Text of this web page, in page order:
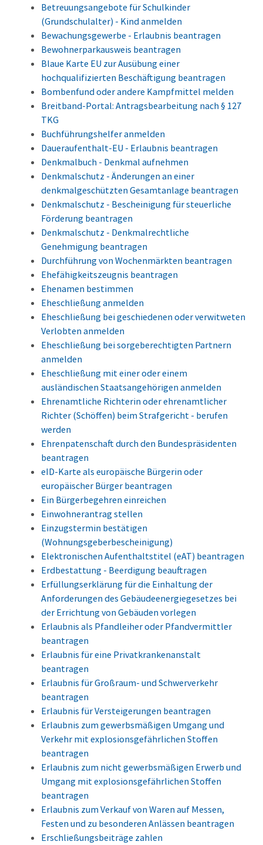
Betreuungsangebote für Schulkinder
(Grundschulalter) - Kind anmelden
Bewachungsgewerbe - Erlaubnis beantragen
Bewohnerparkausweis beantragen
Blaue Karte EU zur Ausübung einer
hochqualifizierten Beschäftigung beantragen
Bombenfund oder andere Kampfmittel melden
Breitband-Portal: Antragsbearbeitung nach § 127
TKG
Buchführungshelfer anmelden
Daueraufenthalt-EU - Erlaubnis beantragen
Denkmalbuch - Denkmal aufnehmen
Denkmalschutz - Änderungen an einer
denkmalgeschützten Gesamtanlage beantragen
Denkmalschutz - Bescheinigung für steuerliche
Förderung beantragen
Denkmalschutz - Denkmalrechtliche
Genehmigung beantragen
Durchführung von Wochenmärkten beantragen
Ehefähigkeitszeugnis beantragen
Ehenamen bestimmen
Eheschließung anmelden
Eheschließung bei geschiedenen oder verwitweten
Verlobten anmelden
Eheschließung bei sorgeberechtigten Partnern
anmelden
Eheschließung mit einer oder einem
ausländischen Staatsangehörigen anmelden
Ehrenamtliche Richterin oder ehrenamtlicher
Richter (Schöffen) beim Strafgericht - berufen
werden
Ehrenpatenschaft durch den Bundespräsidenten
beantragen
eID-Karte als europäische Bürgerin oder
europäischer Bürger beantragen
Ein Bürgerbegehren einreichen
Einwohnerantrag stellen
Einzugstermin bestätigen
(Wohnungsgeberbescheinigung)
Elektronischen Aufenthaltstitel (eAT) beantragen
Erdbestattung - Beerdigung beauftragen
Erfüllungserklärung für die Einhaltung der
Anforderungen des Gebäudeenergiegesetzes bei
der Errichtung von Gebäuden vorlegen
Erlaubnis als Pfandleiher oder Pfandvermittler
beantragen
Erlaubnis für eine Privatkrankenanstalt
beantragen
Erlaubnis für Großraum- und Schwerverkehr
beantragen
Erlaubnis für Versteigerungen beantragen
Erlaubnis zum gewerbsmäßigen Umgang und
Verkehr mit explosionsgefährlichen Stoffen
beantragen
Erlaubnis zum nicht gewerbsmäßigen Erwerb und
Umgang mit explosionsgefährlichen Stoffen
beantragen
Erlaubnis zum Verkauf von Waren auf Messen,
Festen und zu besonderen Anlässen beantragen
Erschließungsbeiträge zahlen